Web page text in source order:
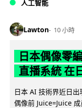
人工智能
Lawton 10 小時
日本偶像零
直播系統 在
日本 AI 技術界近日
偶像前 Juice=Juice